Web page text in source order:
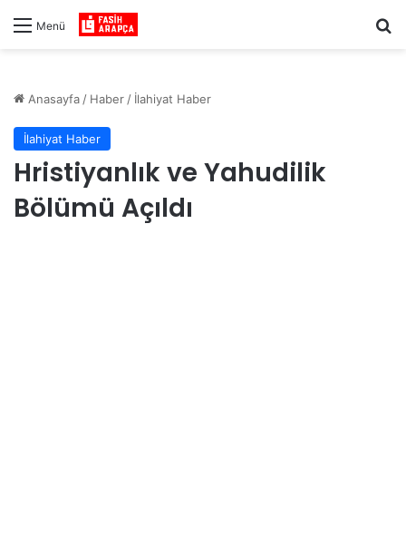
Menü
Anasayfa / Haber / İlahiyat Haber
İlahiyat Haber
Hristiyanlık ve Yahudilik
Bölümü Açıldı